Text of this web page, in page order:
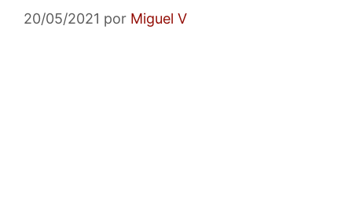
20/05/2021 por Miguel V